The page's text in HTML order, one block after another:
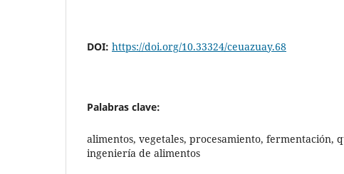
DOI: https://doi.org/10.33324/ceuazuay.68
Palabras clave:
alimentos, vegetales, procesamiento, fermentación,
ingeniería de alimentos